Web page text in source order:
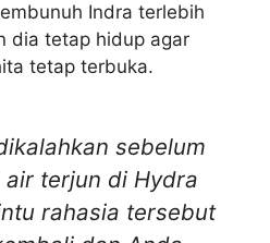
Indra terlebih
dia tetap hidup agar
tetap terbuka.
sebelum
terjun di Hydra
rahasia tersebut